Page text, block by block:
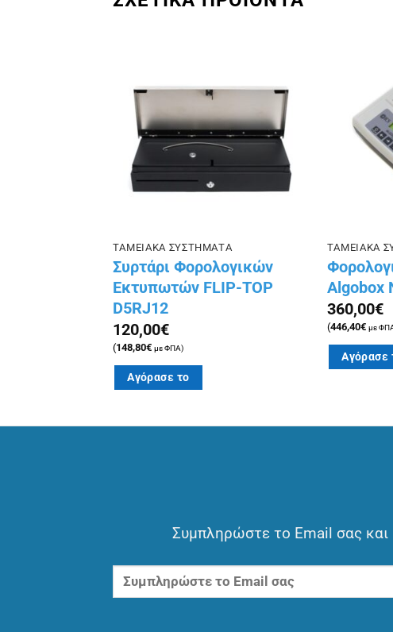
Πρόσθήκη
στην λίστα
επιθυμιών
ΤΑΜΕΙΑΚΑ ΣΥΣΤΗΜΑΤΑ
Συρτάρι Φορολογικών
Εκτυπωτών FLIP-TOP
D5RJ12
120,00€
(148,80€ με ΦΠΑ)
Αγόρασε το
ΤΑΜΕΙΑΚΑ
Algobox
360,00€
(446,40€ με
Αγόρασε
Συμπληρώστε το Email σας και